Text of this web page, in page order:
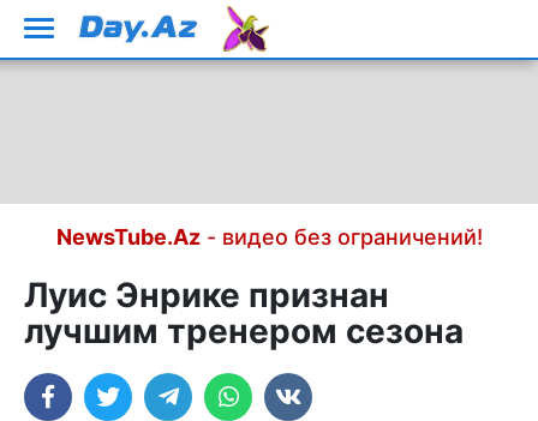
NewsTube.Az- видео без ограничений!
Луис Энрике признан
лучшим тренером сезона